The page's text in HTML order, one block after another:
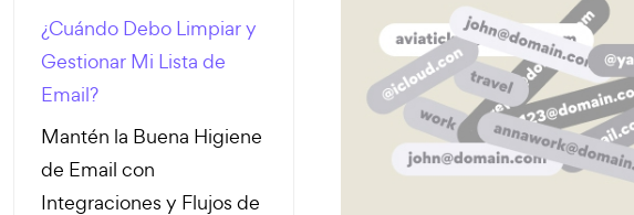
¿Cuándo Debo Limpiar y
Gestionar Mi Lista de
Email?
Mantén la Buena Higiene
de Email con
Integraciones y Flujos de